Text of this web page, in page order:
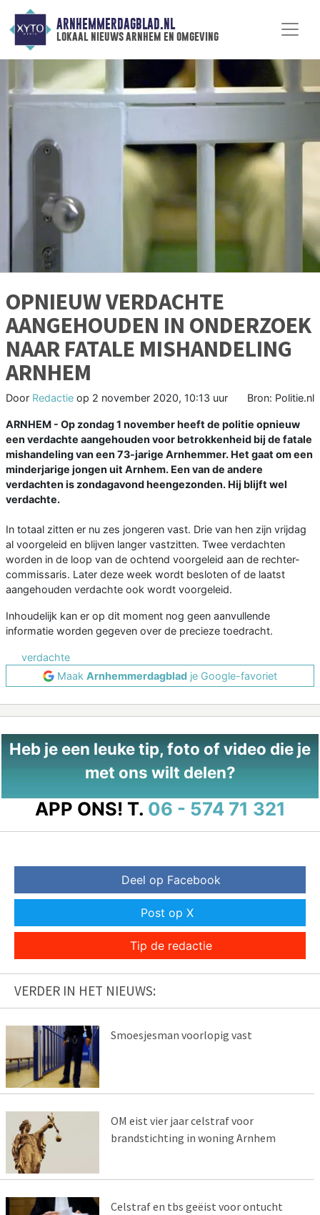
ARNHEMMERDAGBLAD.NL
lokaal nieuws arnhem en omgeving
OPNIEUW VERDACHTE
AANGEHOUDEN IN ONDERZOEK
NAAR FATALE MISHANDELING
ARNHEM
Door Redactie op 2 november 2020, 10:13 uur Bron: Politie.nl
ARNHEM - Op zondag 1 november heeft de politie opnieuw
een verdachte aangehouden voor betrokkenheid bij de fatale
mishandeling van een 73-jarige Arnhemmer. Het gaat om een
minderjarige jongen uit Arnhem. Een van de andere
verdachten is zondagavond heengezonden. Hij blijft wel
verdachte.
In totaal zitten er nu zes jongeren vast. Drie van hen zijn vrijdag
al voorgeleid en blijven langer vastzitten. Twee verdachten
worden in de loop van de ochtend voorgeleid aan de rechter-
commissaris. Later deze week wordt besloten of de laatst
aangehouden verdachte ook wordt voorgeleid.
Inhoudelijk kan er op dit moment nog geen aanvullende
informatie worden gegeven over de precieze toedracht.
verdachte
Maak Arnhemmerdagblad je Google-favoriet
Heb je een leuke tip, foto of video die je
met ons wilt delen?
APP ONS! T. 06 - 574 71 321
Deel op Facebook
Post op X
Tip de redactie
VERDER IN HET NIEUWS:
Smoesjesman voorlopig vast
OM eist vier jaar celstraf voor
brandstichting in woning Arnhem
Celstraf en tbs geëist voor ontucht